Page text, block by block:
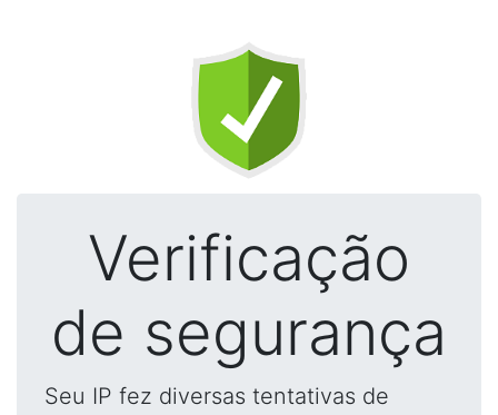
Verificação
de segurança
Seu IP fez diversas tentativas de